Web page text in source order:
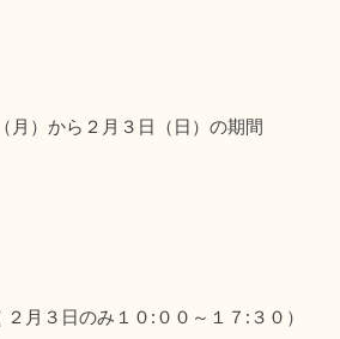
月）から２月３日（日）の期間
月３日のみ１０:００～１７:３０）